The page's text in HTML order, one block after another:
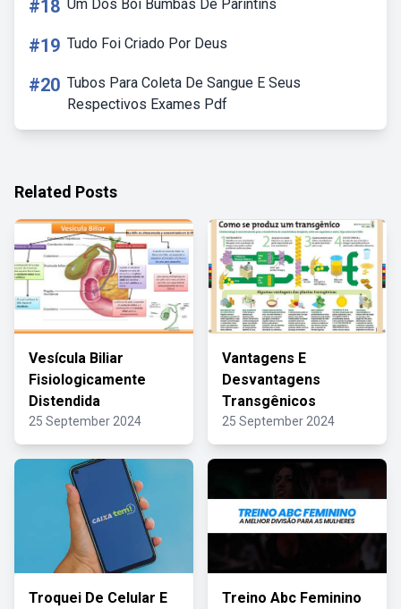
#18 Um Dos Boi Bumbás De Parintins
#19 Tudo Foi Criado Por Deus
#20 Tubos Para Coleta De Sangue E Seus
Respectivos Exames Pdf
Related Posts
Vesícula Biliar
Fisiologicamente
Distendida
25 September 2024
Vantagens E
Desvantagens
Transgênicos
25 September 2024
Troquei De Celular E Treino Abc Feminino